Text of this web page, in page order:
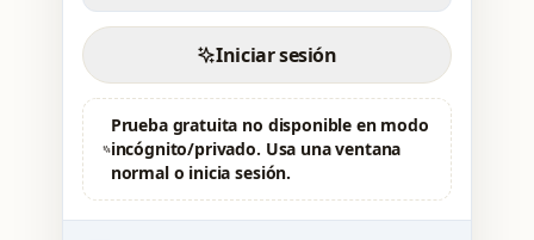
Iniciar sesión
Prueba gratuita no disponible en modo
incógnito/privado. Usa una ventana
normal o inicia sesión.